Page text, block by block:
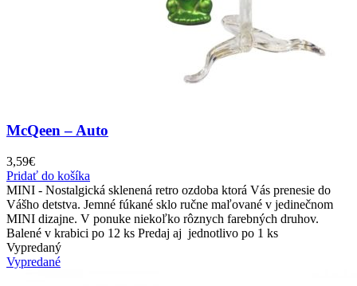
McQeen – Auto
3,59€
Pridať do košíka
MINI - Nostalgická sklenená retro ozdoba ktorá Vás prenesie do
Vášho detstva. Jemné fúkané sklo ručne maľované v jedinečnom
MINI dizajne. V ponuke niekoľko rôznych farebných druhov.
Balené v krabici po 12 ks Predaj aj jednotlivo po 1 ks
Vypredaný
Vypredané